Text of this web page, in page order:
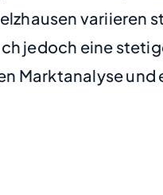
variieren
jedoch eine
Marktanalyse